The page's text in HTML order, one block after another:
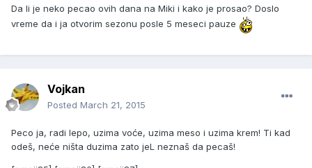
Da li je neko pecao ovih dana na Miki i kako je prosao? Doslo
vreme da i ja otvorim sezonu posle 5 meseci pauze
Vojkan
Posted March 21, 2015
Peco ja, radi lepo, uzima voće, uzima meso i uzima krem! Ti kad
odeš, neće ništa duzima zato jeL neznaš da pecaš!